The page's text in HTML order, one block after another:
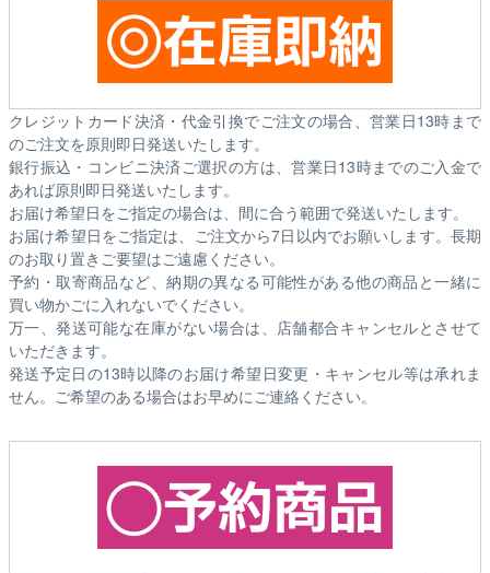
クレジットカード決済・代金引換でご注文の場合、営業日13時まで
のご注文を原則即日発送いたします。
銀行振込・コンビニ決済ご選択の方は、営業日13時までのご入金で
あれば原則即日発送いたします。
お届け希望日をご指定の場合は、間に合う範囲で発送いたします。
お届け希望日をご指定は、ご注文から7日以内でお願いします。長期
のお取り置きご要望はご遠慮ください。
予約・取寄商品など、納期の異なる可能性がある他の商品と一緒に
買い物かごに入れないでください。
万一、発送可能な在庫がない場合は、店舗都合キャンセルとさせて
いただきます。
発送予定日の13時以降のお届け希望日変更・キャンセル等は承れま
せん。ご希望のある場合はお早めにご連絡ください。